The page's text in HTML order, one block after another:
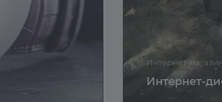
Интернет-
Интернет-